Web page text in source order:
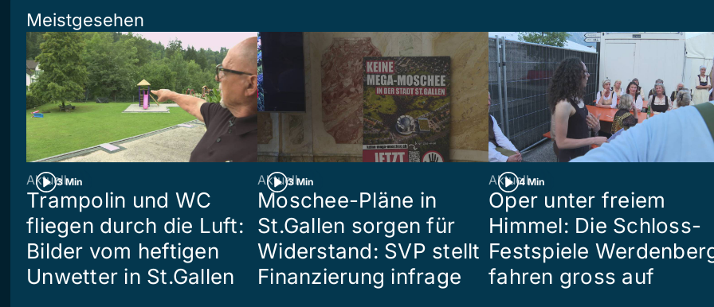
Meistgesehen
3 Min
Aktuell
Trampolin und WC
fliegen durch die Luft:
Bilder vom heftigen
Unwetter in St.Gallen
3 Min
Aktuell
Moschee-Pläne in
St.Gallen sorgen für
Widerstand: SVP stellt
Finanzierung infrage
4 Min
Aktuell
Oper unter freiem
Himmel: Die Schloss-
Festspiele
fahren gross auf